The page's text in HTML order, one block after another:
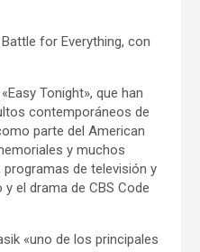
for Everything, con
Tonight», que han
contemporáneos de
parte del American
y muchos
de televisión y
el drama de CBS Code
«uno de los principales